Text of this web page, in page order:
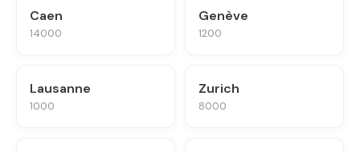
Caen
14000
Genève
1200
Lausanne
1000
Zurich
8000